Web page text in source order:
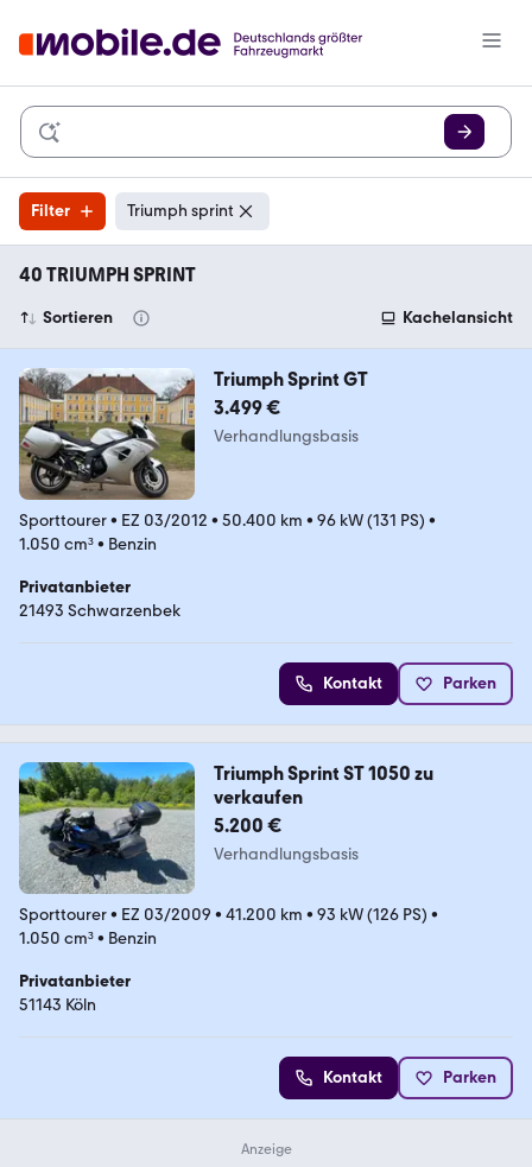
Filter Triumph sprint
40 TRIUMPH SPRINT
Sortieren Kachelansicht
Triumph Sprint GT
3.499 €
Verhandlungsbasis
Sporttourer• EZ 03/2012 • 50.400 km • 96 kW (131 PS) •
1.050 cm³• Benzin
Privatanbieter
21493 Schwarzenbek
Kontakt Parken
Triumph Sprint ST 1050 zu
verkaufen
5.200 €
Verhandlungsbasis
Sporttourer• EZ 03/2009 • 41.200 km • 93 kW (126 PS) •
1.050 cm³• Benzin
Privatanbieter
51143 Köln
Kontakt Parken